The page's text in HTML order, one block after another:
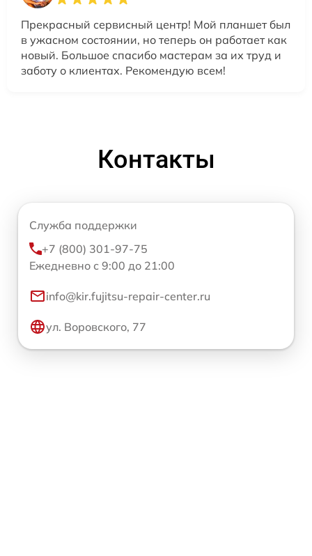
Прекрасный сервисный центр! Мой планшет был
в ужасном состоянии, но теперь он работает как
новый. Большое спасибо мастерам за их труд и
заботу о клиентах. Рекомендую всем!
Контакты
Служба поддержки
+7 (800) 301-97-75
Ежедневно с 9:00 до 21:00
info@kir.fujitsu-repair-center.ru
ул. Воровского, 77